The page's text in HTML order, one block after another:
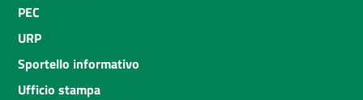
PEC
URP
Sportello informativo
Ufficio stampa